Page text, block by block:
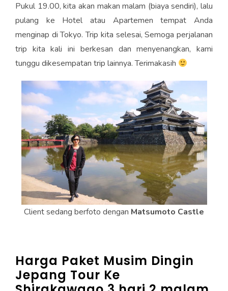
Pukul 19.00, kita akan makan malam (biaya sendiri), lalu
pulang ke Hotel atau Apartemen tempat Anda
menginap di Tokyo. Trip kita selesai, Semoga perjalanan
trip kita kali ini berkesan dan menyenangkan, kami
tunggu dikesempatan trip lainnya. Terimakasih
Client sedang berfoto dengan Matsumoto Castle
Harga Paket Musim Dingin
Jepang Tour Ke